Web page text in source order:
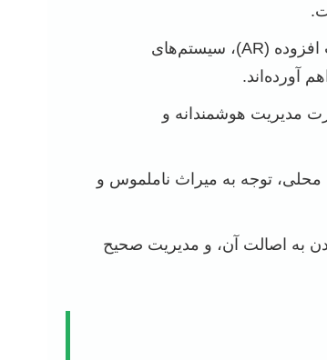
پیشرفت‌های خیره‌کننده در هوش مصنوعی، مدل‌سازی سه‌بعدی (BIM)، واقعیت مجازی (VR) و واقعیت افزوده (AR)، سیستم‌های
مدیریت هوشمندانه و
توجه به میراث ناملموس و
به اصالت آن، و مدیریت صحیح